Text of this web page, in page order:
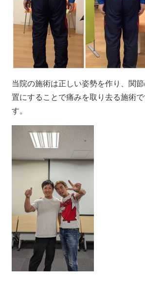
当院の施術は正しい姿勢を作り、関
置にすることで痛みを取り去る施術
す。